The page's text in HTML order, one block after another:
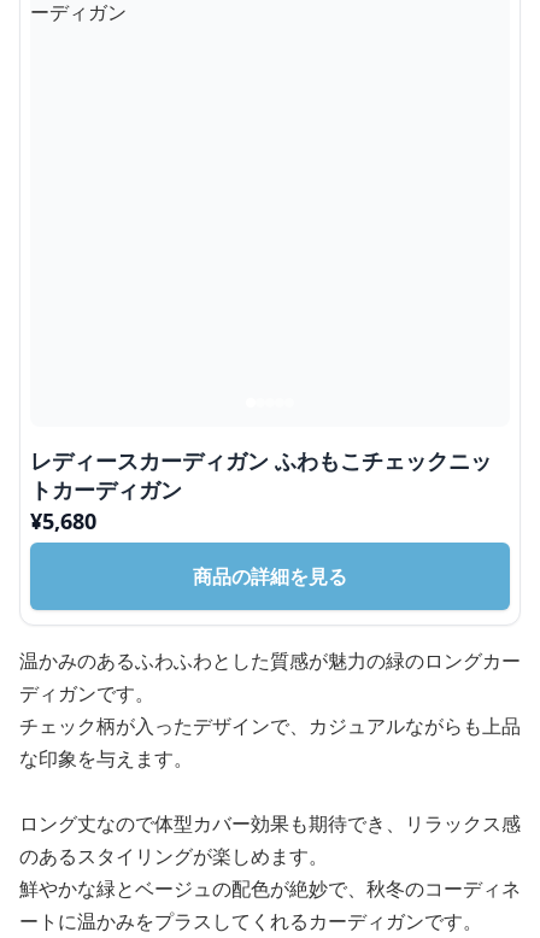
レディースカーディガン ふわもこチェックニッ
トカーディガン
¥5,680
商品の詳細を見る
温かみのあるふわふわとした質感が魅力の緑のロングカー
ディガンです。
チェック柄が入ったデザインで、カジュアルながらも上品
な印象を与えます。
ロング丈なので体型カバー効果も期待でき、リラックス感
のあるスタイリングが楽しめます。
鮮やかな緑とベージュの配色が絶妙で、秋冬のコーディネ
ートに温かみをプラスしてくれるカーディガンです。